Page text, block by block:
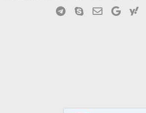
Telegram
Skype Эл. почта
Google